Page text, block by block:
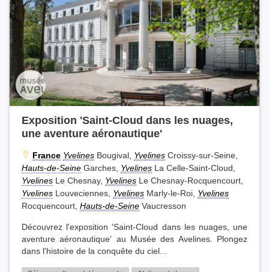
Exposition 'Saint-Cloud dans les nuages,
une aventure aéronautique'
France Yvelines Bougival, Yvelines Croissy-sur-Seine,
Hauts-de-Seine Garches, Yvelines La Celle-Saint-Cloud,
Yvelines Le Chesnay, Yvelines Le Chesnay-Rocquencourt,
Yvelines Louveciennes, Yvelines Marly-le-Roi, Yvelines
Rocquencourt, Hauts-de-Seine Vaucresson
Découvrez l'exposition 'Saint-Cloud dans les nuages, une
aventure aéronautique' au Musée des Avelines. Plongez
dans l'histoire de la conquête du ciel...